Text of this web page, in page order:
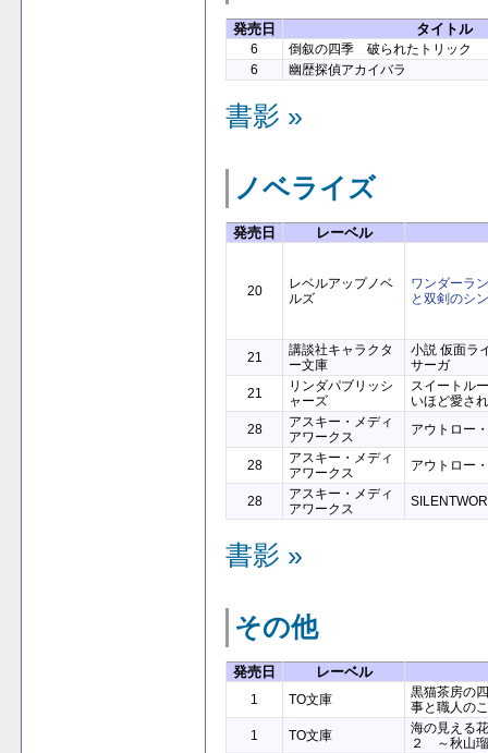
発売日 タイトル
6
倒叙の四季 破られたトリック
6
幽歴探偵アカイバラ
書影 »
ノベライズ
発売日 レーベル
20
レベルアップノベ
ルズ
ワンダーラ
と双剣のシ
21
講談社キャラクタ
ー文庫
小説 仮面ラ
サーガ
21
リンダパブリッシ
ャーズ
スイートル
いほど愛さ
28
アスキー・メディ
アワークス
アウトロー
28
アスキー・メディ
アワークス
アウトロー
28
アスキー・メディ
アワークス
書影 »
その他
発売日 レーベル
1 TO文庫
黒猫茶房の
事と職人の
1
TO文庫
海の見える
２ ～秋山